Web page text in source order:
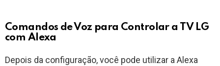
Comandos de Voz para Controlar a TV LG
com Alexa
Depois da configuração, você pode utilizar a Alexa